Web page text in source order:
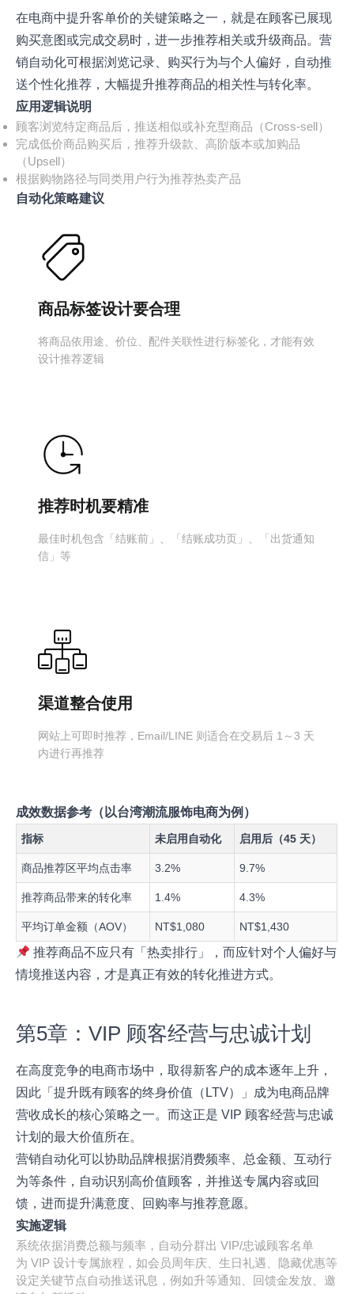
在电商中提升客单价的关键策略之一，就是在顾客已展现
购买意图或完成交易时，进一步推荐相关或升级商品。营
销自动化可根据浏览记录、购买行为与个人偏好，自动推
送个性化推荐，大幅提升推荐商品的相关性与转化率。
应用逻辑说明
顾客浏览特定商品后，推送相似或补充型商品（Cross-sell）
完成低价商品购买后，推荐升级款、高阶版本或加购品
（Upsell）
根据购物路径与同类用户行为推荐热卖产品
自动化策略建议
商品标签设计要合理
将商品依用途、价位、配件关联性进行标签化，才能有效
设计推荐逻辑
推荐时机要精准
最佳时机包含「结账前」、「结账成功页」、「出货通知
信」等
渠道整合使用
网站上可即时推荐，Email/LINE 则适合在交易后 1～3 天
内进行再推荐
成效数据参考（以台湾潮流服饰电商为例）
指标 未启用自动化 启用后（45 天）
商品推荐区平均点击率 3.2% 9.7%
推荐商品带来的转化率 1.4% 4.3%
平均订单金额（AOV） NT$1,080 NT$1,430
推荐商品不应只有「热卖排行」，而应针对个人偏好与
情境推送内容，才是真正有效的转化推进方式。
第5章：VIP 顾客经营与忠诚计划
在高度竞争的电商市场中，取得新客户的成本逐年上升，
因此「提升既有顾客的终身价值（LTV）」成为电商品牌
营收成长的核心策略之一。而这正是 VIP 顾客经营与忠诚
计划的最大价值所在。
营销自动化可以协助品牌根据消费频率、总金额、互动行
为等条件，自动识别高价值顾客，并推送专属内容或回
馈，进而提升满意度、回购率与推荐意愿。
实施逻辑
系统依据消费总额与频率，自动分群出 VIP/忠诚顾客名单
为 VIP 设计专属旅程，如会员周年庆、生日礼遇、隐藏优惠等
设定关键节点自动推送讯息，例如升等通知、回馈金发放、邀